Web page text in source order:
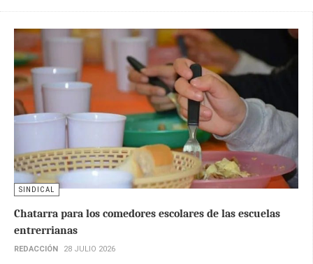
SINDICAL
Chatarra para los comedores escolares de las escuelas
entrerrianas
REDACCIÓN 28 JULIO 2026